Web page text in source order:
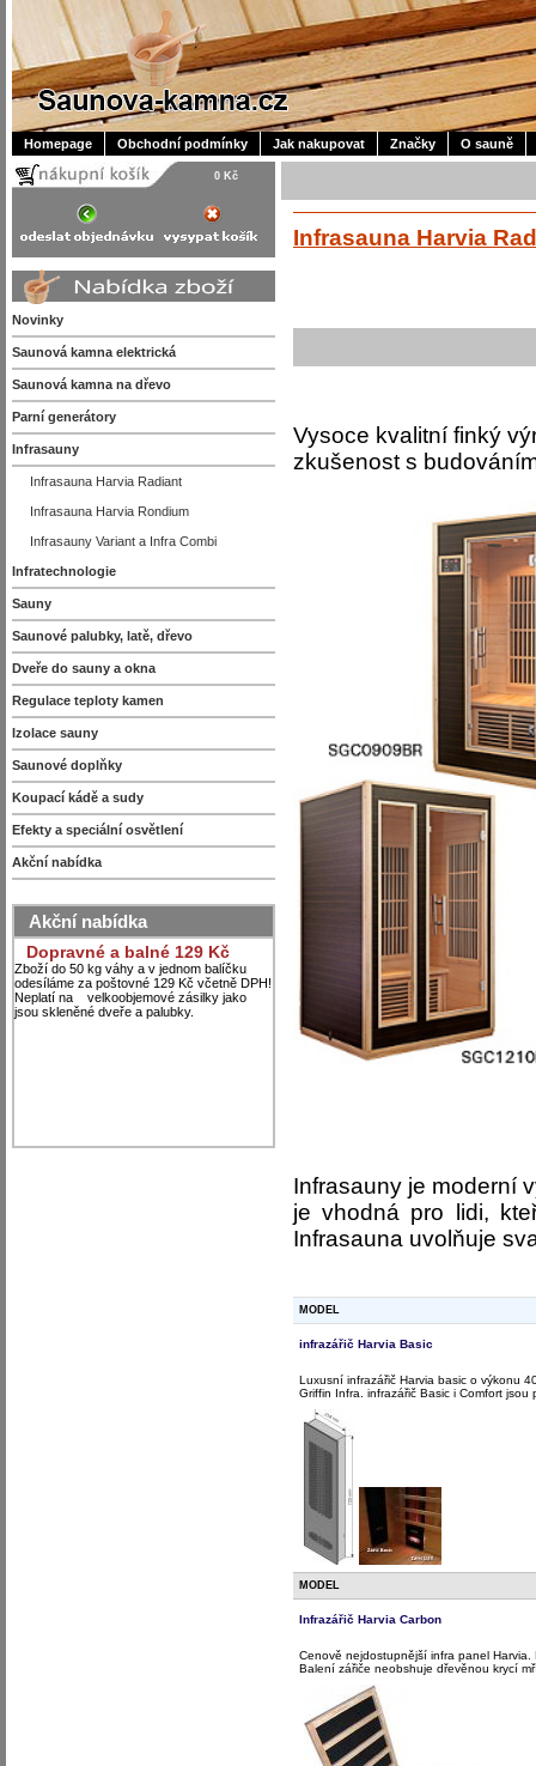
Homepage Obchodní podmínky Jak nakupovat Značky O sauně
0 Kč
Novinky
Saunová kamna elektrická
Saunová kamna na dřevo
Parní generátory
Infrasauny
Infrasauna Harvia Radiant
Infrasauna Harvia Rondium
Infrasauny Variant a Infra Combi
Infratechnologie
Sauny
Saunové palubky, latě, dřevo
Dveře do sauny a okna
Regulace teploty kamen
Izolace sauny
Saunové doplňky
Koupací kádě a sudy
Efekty a speciální osvětlení
Akční nabídka
Akční nabídka
Dopravné a balné 129 Kč
Zboží do 50 kg váhy a v jednom balíčku
odesíláme za poštovné 129 Kč včetně DPH!
Neplatí na velkoobjemové zásilky jako
jsou skleněné dveře a palubky.
Infrasauna Harvia
Vysoce kvalitní finký
zkušenost s
Infrasauny je moderní
je vhodná pro lidi,
Infrasauna uvolňuje
MODEL
infrazářič Harvia Basic
Luxusní infrazářič Harvia basic o výkonu
Griffin Infra. infrazářič Basic i Comfort
MODEL
Infrazářič Harvia Carbon
Cenově nejdostupnější infra panel
Balení zářiče neobshuje dřevěnou krycí